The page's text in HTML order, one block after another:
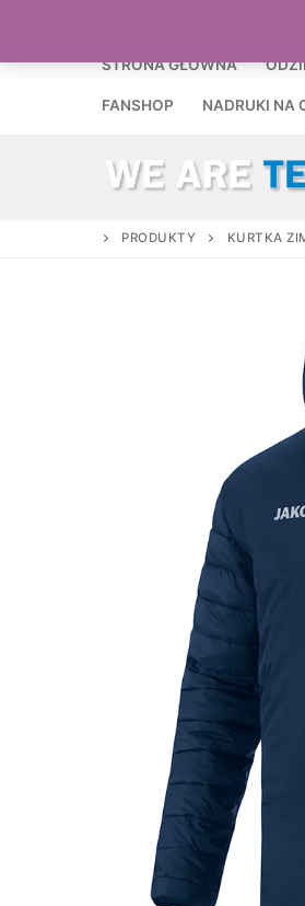
treści
STRONA GŁÓWNA
FANSHOP NADRUKI NA
PRODUKTY KURTKA